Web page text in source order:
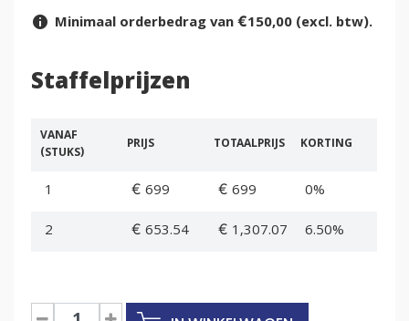
Minimaal orderbedrag van €150,00 (excl. btw).
Staffelprijzen
VANAF
(STUKS)
PRIJS TOTAALPRIJS KORTING
1 € 699 € 699
0%
2
€ 653.54 € 1,307.07 6.50%
Krattenkar